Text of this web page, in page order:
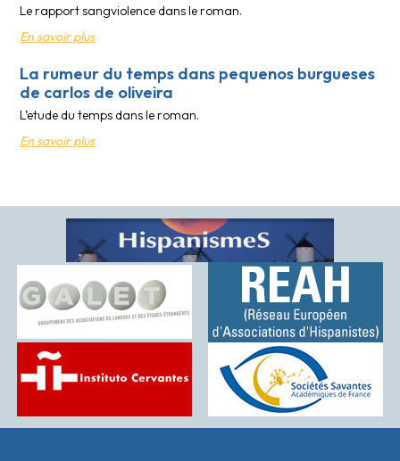
Le rapport sangviolence dans le roman.
En savoir plus
La rumeur du temps dans pequenos burgueses
de carlos de oliveira
L’etude du temps dans le roman.
En savoir plus